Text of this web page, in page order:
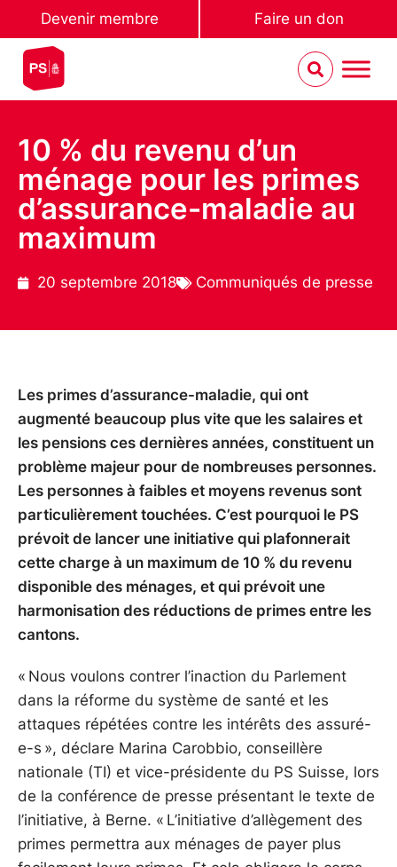
Devenir membre Faire un don
10 % du revenu d’un
ménage pour les primes
d’assurance-maladie au
maximum
20 septembre 2018 Communiqués de presse
Les primes d’assurance-maladie, qui ont
augmenté beaucoup plus vite que les salaires et
les pensions ces dernières années, constituent un
problème majeur pour de nombreuses personnes.
Les personnes à faibles et moyens revenus sont
particulièrement touchées. C’est pourquoi le PS
prévoit de lancer une initiative qui plafonnerait
cette charge à un maximum de 10 % du revenu
disponible des ménages, et qui prévoit une
harmonisation des réductions de primes entre les
cantons.
« Nous voulons contrer l’inaction du Parlement
dans la réforme du système de santé et les
attaques répétées contre les intérêts des assuré-
e-s », déclare Marina Carobbio, conseillère
nationale (TI) et vice-présidente du PS Suisse, lors
de la conférence de presse présentant le texte de
l’initiative, à Berne. « L’initiative d’allègement des
primes permettra aux ménages de payer plus